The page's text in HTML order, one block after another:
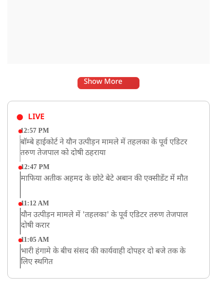
Show More
LIVE
12:57 PM
बॉम्बे हाईकोर्ट ने यौन उत्पीड़न मामले में तहलका के पूर्व एडिटर
तरुण तेजपाल को दोषी ठहराया
12:47 PM
माफिया अतीक अहमद के छोटे बेटे अबान की एक्सीडेंट में मौत
11:12 AM
यौन उत्पीड़न मामले में 'तहलका' के पूर्व एडिटर तरुण तेजपाल
दोषी करार
11:05 AM
भारी हंगामे के बीच संसद की कार्यवाही दोपहर दो बजे तक के
लिए स्थगित